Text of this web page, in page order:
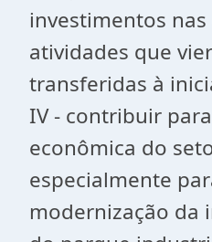
investimentos
atividades que
transferidas à
IV - contribuir
econômica do
especialmente
modernização da